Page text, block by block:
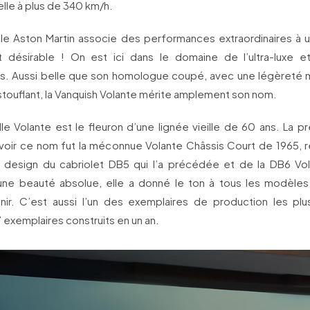
à plus de 340 km/h.
Aston Martin associe des performances extraordinaires à
désirable ! On est ici dans le domaine de l’ultra-luxe
Aussi belle que son homologue coupé, avec une légèreté
la Vanquish Volante mérite amplement son nom.
Volante est le fleuron d’une lignée vieille de 60 ans. La
ce nom fut la méconnue Volante Châssis Court de 1965,
du cabriolet DB5 qui l’a précédée et de la DB6
beauté absolue, elle a donné le ton à tous les
C’est aussi l’un des exemplaires de production les
construits en un an.